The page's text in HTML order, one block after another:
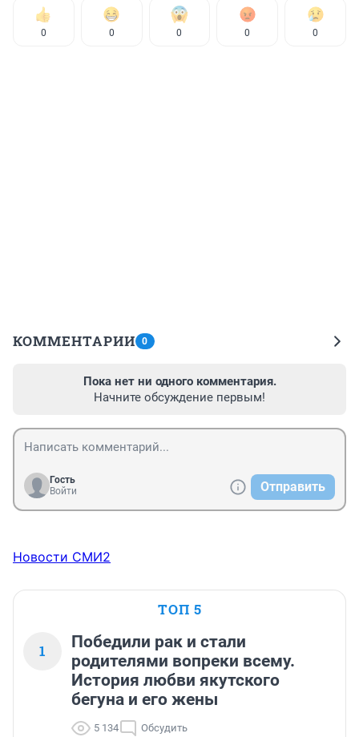
0 0 0 0 0
КОММЕНТАРИИ 0
Пока нет ни одного комментария.
Начните обсуждение первым!
Гость
Войти
Отправить
Новости СМИ2
ТОП 5
1
Победили рак и стали
родителями вопреки всему.
История любви якутского
бегуна и его жены
5 134 Обсудить